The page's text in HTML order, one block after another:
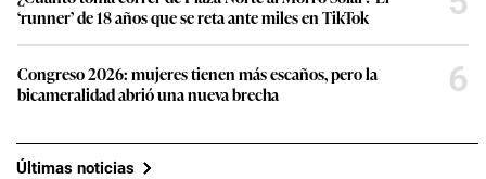
‘runner’ de 18 años que se reta ante miles en TikTok
Congreso 2026: mujeres tienen más escaños, pero la
bicameralidad abrió una nueva brecha
6
Últimas noticias